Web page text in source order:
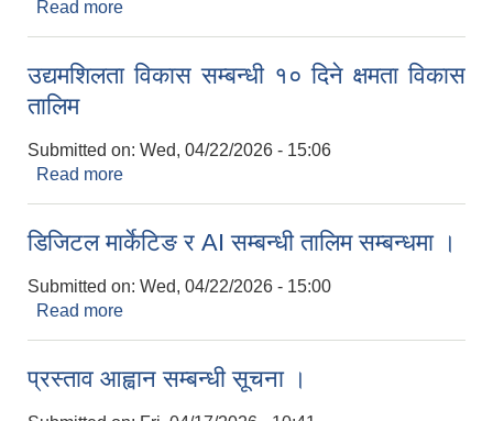
Read more
उद्यमशिलता विकास सम्बन्धी १० दिने क्षमता विकास
तालिम
Submitted on: Wed, 04/22/2026 - 15:06
Read more
डिजिटल मार्केटिङ र AI सम्बन्धी तालिम सम्बन्धमा ।
Submitted on: Wed, 04/22/2026 - 15:00
Read more
प्रस्ताव आह्वान सम्बन्धी सूचना ।